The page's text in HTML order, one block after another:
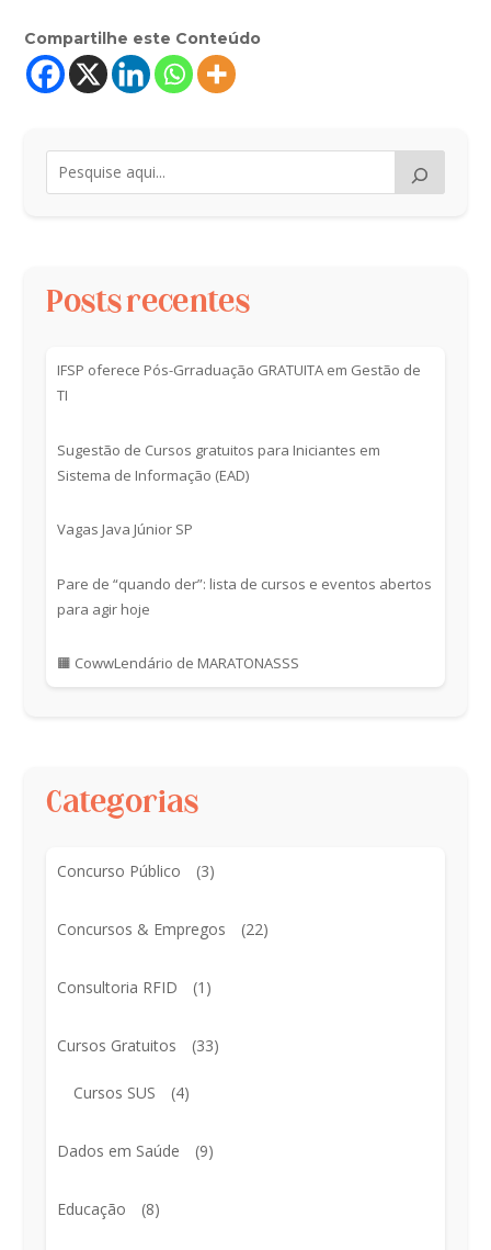
Compartilhe este Conteúdo
Posts recentes
IFSP oferece Pós-Grraduação GRATUITA em Gestão de
TI
Sugestão de Cursos gratuitos para Iniciantes em
Sistema de Informação (EAD)
Vagas Java Júnior SP
Pare de “quando der”: lista de cursos e eventos abertos
para agir hoje
🟧 CowwLendário de MARATONASSS
Categorias
Concurso Público (3)
Concursos & Empregos (22)
Consultoria RFID (1)
Cursos Gratuitos (33)
Cursos SUS (4)
Dados em Saúde (9)
Educação (8)